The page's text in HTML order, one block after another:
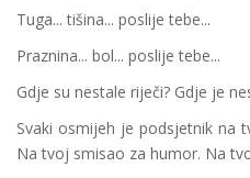
Tuga... tišina... poslije tebe...
Praznina... bol... poslije tebe...
Gdje su nestale riječi? Gdje je
Svaki osmijeh je podsjetnik na
Na tvoj smisao za humor. Na